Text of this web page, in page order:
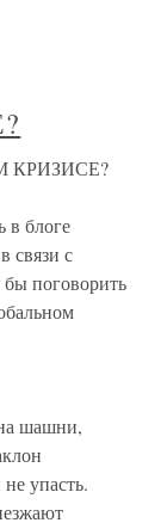
блоге
связи с
поговорить
шашни,
упасть.